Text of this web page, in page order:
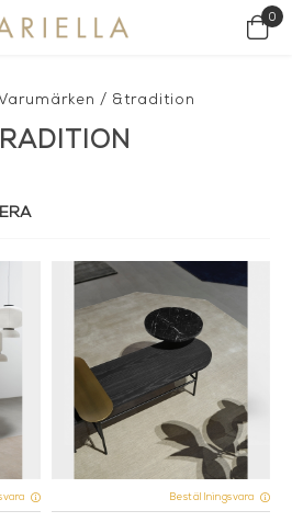
0
Varumärken / &tradition
Beställningsvara